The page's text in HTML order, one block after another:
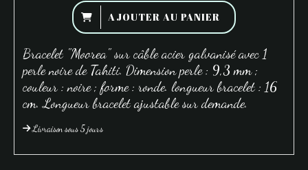
AJOUTER AU PANIER
Bracelet "Moorea" sur câble acier galvanisé avec 1
perle noire de Tahiti. Dimension perle : 9,3 mm ;
couleur : noire ; forme : ronde. longueur bracelet : 16
cm. Longueur bracelet ajustable sur demande.
Livraison sous 5 jours